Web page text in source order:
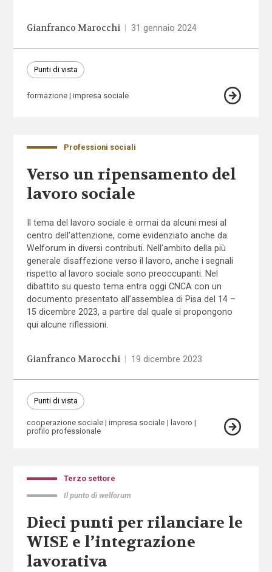
Gianfranco Marocchi 31 gennaio 2024
Punti di vista
formazione impresa sociale
Professioni sociali
Verso un ripensamento del
lavoro sociale
Il tema del lavoro sociale è ormai da alcuni mesi al
centro dell’attenzione, come evidenziato anche da
Welforum in diversi contributi. Nell’ambito della più
generale disaffezione verso il lavoro, anche i segnali
rispetto al lavoro sociale sono preoccupanti. Nel
dibattito su questo tema entra oggi CNCA con un
documento presentato all’assemblea di Pisa del 14 –
15 dicembre 2023, a partire dal quale si propongono
qui alcune riflessioni.
Gianfranco Marocchi 19 dicembre 2023
Punti di vista
cooperazione sociale impresa sociale
lavoro
profilo professionale
Terzo settore
Il punto di welforum
Dieci punti per rilanciare le
WISE e l’integrazione
lavorativa